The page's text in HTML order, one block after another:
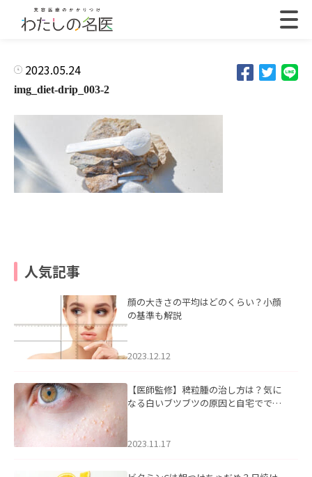
2023.05.24
img_diet-drip_003-2
人気記事
顔の大きさの平均はどのくらい？小顔
の基準も解説
2023.12.12
【医師監修】稗粒腫の治し方は？気に
なる白いブツブツの原因と自宅ででき
2023.11.17